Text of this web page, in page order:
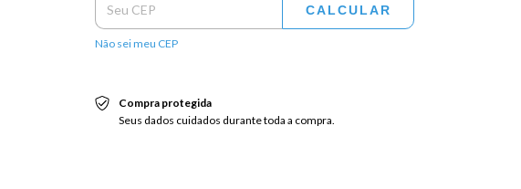
CALCULAR
Não sei meu CEP
Compra protegida
Seus dados cuidados durante toda a compra.